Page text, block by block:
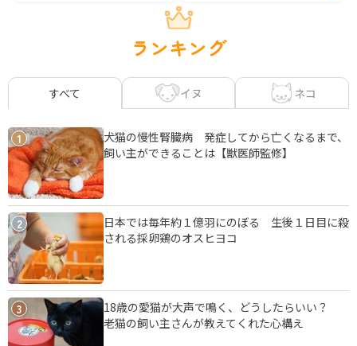
ランキング
すべて イヌ ネコ
1
犬猫の慢性腎臓病 発症してから亡くなるまで、
飼い主ができることは【獣医師監修】
2
日本では毎年約１億羽にのぼる 生後１日目に殺
される採卵鶏のオスヒヨコ
3
18歳の愛猫が大声で鳴く、どうしたらいい？
老猫の飼い主さんが教えてくれた心構え